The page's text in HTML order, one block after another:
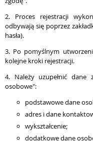
2. Proces rejestracji
odbywają się poprzez
hasła).
3. Po pomyślnym
kolejne kroki rejestracji.
4. Należy uzupełnić
osobowe":
podstawowe dane
adres i dane
wykształcenie;
dodatkowe dane